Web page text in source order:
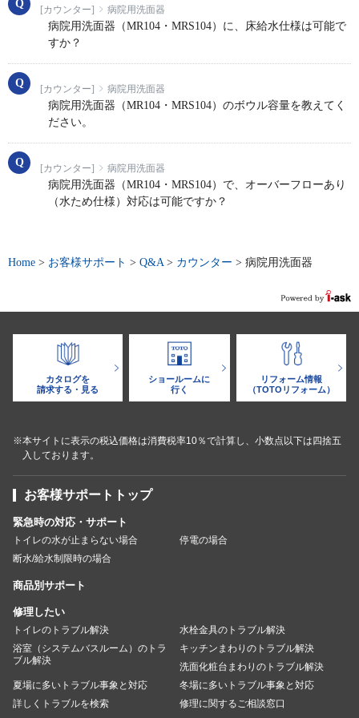
[カウンター] 病院用洗面器
病院用洗面器（MR104・MRS104）に、床給水仕様は可能で
すか？
[カウンター] 病院用洗面器
病院用洗面器（MR104・MRS104）のボウル容量を教えてく
ださい。
[カウンター] 病院用洗面器
病院用洗面器（MR104・MRS104）で、オーバーフローあり
（水ため仕様）対応は可能ですか？
Home > お客様サポート > Q&A> カウンター > 病院用洗面器
カタログを
請求する・見る
ショールームに
行く
リフォーム情報
（TOTOリフォーム）
※本サイトに表示の税込価格は消費税率10％で計算し、小数点以下は四捨五
入しております。
お客様サポートトップ
緊急時の対応・サポート
トイレの水が止まらない場合
停電の場合
断水/給水制限時の場合
商品別サポート
修理したい
トイレのトラブル解決
水栓金具のトラブル解決
浴室（システムバスルーム）のトラ
ブル解決
キッチンまわりのトラブル解決
洗面化粧台まわりのトラブル解決
夏場に多いトラブル事象と対応
冬場に多いトラブル事象と対応
詳しくトラブルを検索
修理に関するご相談窓口